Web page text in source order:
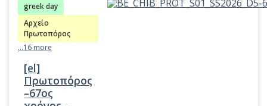
Κοινότητας
Βρυξελλών
παρουσιάζει
ειδήσεις για
την
ομογένεια,
τις δράσεις
greek day
Αρχείο
Πρωτοπόρος
...16 more
[el]
Πρωτοπόρος
–67ος